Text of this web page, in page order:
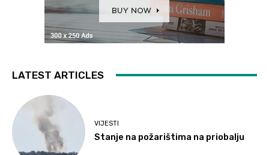
LATEST ARTICLES
VIJESTI
Stanje na požarištima na priobalju